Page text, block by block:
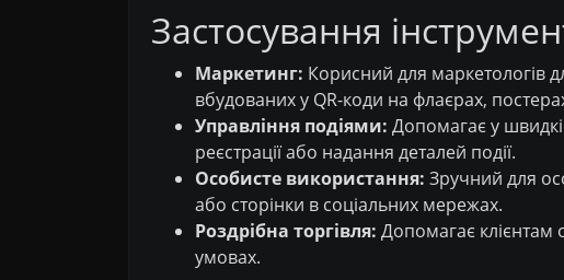
Застосування
Маркетинг: Корисний для маркетологів
вбудованих у QR-коди на флаєрах,
Управління подіями: Допомагає у
реєстрації або надання деталей події.
Особисте використання: Зручний для
або сторінки в соціальних мережах.
Роздрібна торгівля: Допомагає клієнтам
умовах.